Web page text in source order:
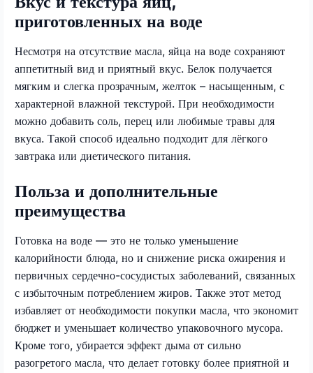
приготовленных на воде
Несмотря на отсутствие масла, яйца на воде сохраняют
аппетитный вид и приятный вкус. Белок получается
мягким и слегка прозрачным, желток – насыщенным, с
характерной влажной текстурой. При необходимости
можно добавить соль, перец или любимые травы для
вкуса. Такой способ идеально подходит для лёгкого
завтрака или диетического питания.
Польза и дополнительные
преимущества
Готовка на воде — это не только уменьшение
калорийности блюда, но и снижение риска ожирения и
первичных сердечно-сосудистых заболеваний, связанных
с избыточным потреблением жиров. Также этот метод
избавляет от необходимости покупки масла, что экономит
бюджет и уменьшает количество упаковочного мусора.
Кроме того, убирается эффект дыма от сильно
разогретого масла, что делает готовку более приятной и